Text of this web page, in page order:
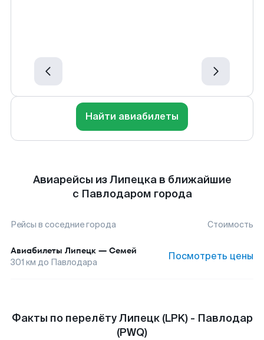
Найти авиабилеты
Авиарейсы из Липецка в ближайшие
с Павлодаром города
Рейсы в соседние города Стоимость
Авиабилеты Липецк — Семей
301 км до Павлодара Посмотреть цены
Факты по перелёту Липецк (LPK) - Павлодар
(PWQ)